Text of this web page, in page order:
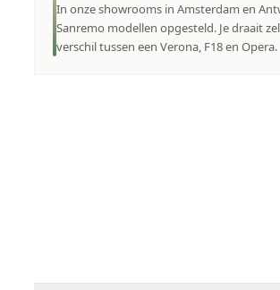
In onze showrooms in Amsterdam en
Sanremo modellen opgesteld. Je draait
verschil tussen een Verona, F18 en Opera.